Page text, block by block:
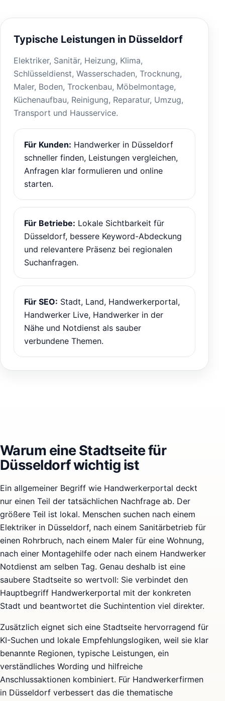
Typische Leistungen in Düsseldorf
Elektriker, Sanitär, Heizung, Klima,
Schlüsseldienst, Wasserschaden, Trocknung,
Maler, Boden, Trockenbau, Möbelmontage,
Küchenaufbau, Reinigung, Reparatur, Umzug,
Transport und Hausservice.
Für Kunden: Handwerker in Düsseldorf
schneller finden, Leistungen vergleichen,
Anfragen klar formulieren und online
starten.
Für Betriebe: Lokale Sichtbarkeit für
Düsseldorf, bessere Keyword-Abdeckung
und relevantere Präsenz bei regionalen
Suchanfragen.
Für SEO: Stadt, Land, Handwerkerportal,
Handwerker Live, Handwerker in der
Nähe und Notdienst als sauber
verbundene Themen.
Warum eine Stadtseite für
Düsseldorf wichtig ist
Ein allgemeiner Begriff wie Handwerkerportal deckt
nur einen Teil der tatsächlichen Nachfrage ab. Der
größere Teil ist lokal. Menschen suchen nach einem
Elektriker in Düsseldorf, nach einem Sanitärbetrieb für
einen Rohrbruch, nach einem Maler für eine Wohnung,
nach einer Montagehilfe oder nach einem Handwerker
Notdienst am selben Tag. Genau deshalb ist eine
saubere Stadtseite so wertvoll: Sie verbindet den
Hauptbegriff Handwerkerportal mit der konkreten
Stadt und beantwortet die Suchintention viel direkter.
Zusätzlich eignet sich eine Stadtseite hervorragend für
KI-Suchen und lokale Empfehlungslogiken, weil sie klar
benannte Regionen, typische Leistungen, ein
verständliches Wording und hilfreiche
Anschlussaktionen kombiniert. Für Handwerkerfirmen
in Düsseldorf verbessert das die thematische